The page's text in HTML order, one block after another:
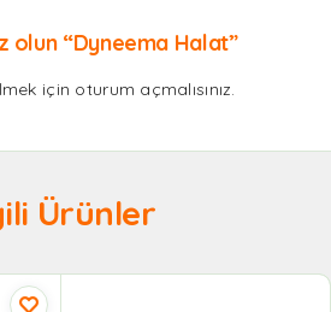
olun “Dyneema Halat”
için oturum açmalısınız.
Ürünler